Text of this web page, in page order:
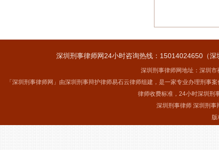
深圳刑事律师网24小时咨询热线：15014024650（
深圳刑事律师网地址：深圳
「深圳刑事律师网」由深圳刑事辩护律师易石云律师组建，是一家专业办理刑
律师收费标准，24小时深圳刑
深圳刑事律师 深圳刑